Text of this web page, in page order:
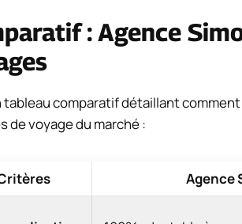
: Agence
tableau comparatif détaillant comment
de voyage du marché :
Agence